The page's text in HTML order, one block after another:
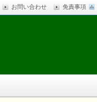
お問い合わせ 免責事項